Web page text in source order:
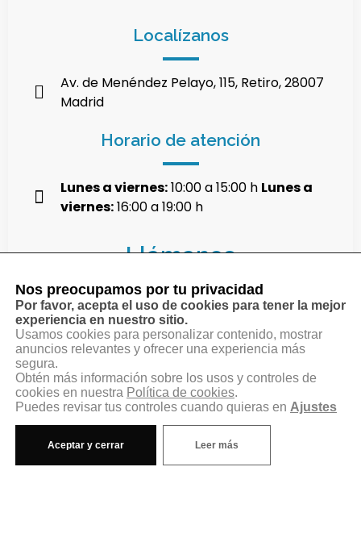
Localízanos
Av. de Menéndez Pelayo, 115, Retiro, 28007
Madrid
Horario de atención
Lunes a viernes:10:00 a 15:00 h Lunes a
viernes:16:00 a 19:00 h
Llámanos
914 68 09 11
630 059 556
Aviso legal
Política de privacidad
Nos preocupamos por tu privacidad
Por favor, acepta el uso de cookies para tener la mejor
experiencia en nuestro sitio.
Usamos cookies para personalizar contenido, mostrar
anuncios relevantes y ofrecer una experiencia más
segura.
Obtén más información sobre los usos y controles de
cookies en nuestra Política de cookies.
Puedes revisar tus controles cuando quieras en Ajustes
Aceptar y cerrar Leer más